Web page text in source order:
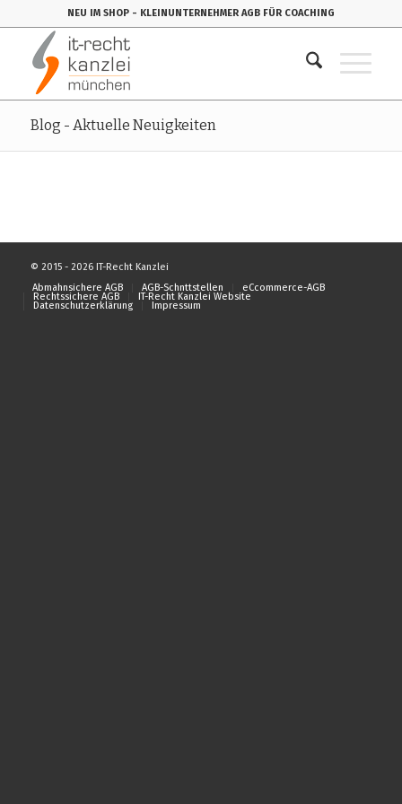
NEU IM SHOP - KLEINUNTERNEHMER AGB FÜR COACHING
Blog - Aktuelle Neuigkeiten
© 2015 - 2026 IT-Recht Kanzlei
Abmahnsichere AGB
AGB-Schnttstellen eCcommerce-AGB
Rechtssichere AGB IT-Recht Kanzlei Website
Datenschutzerklärung Impressum